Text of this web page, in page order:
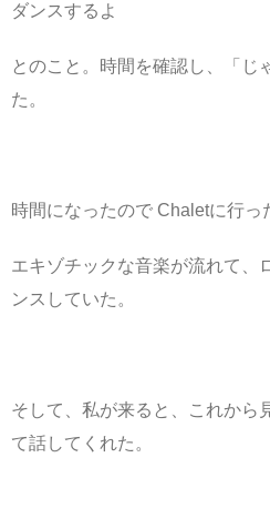
ダンスするよ
とのこと。時間を確認し、「じ
た。
時間になったので Chaletに行っ
エキゾチックな音楽が流れて、
ンスしていた。
そして、私が来ると、これから
て話してくれた。